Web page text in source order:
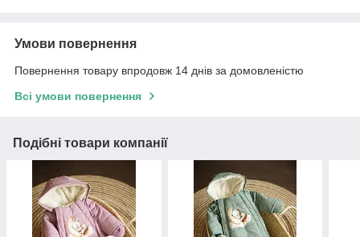
Умови повернення
Повернення товару впродовж 14 днів за домовленістю
Всі умови повернення
Подібні товари компанії